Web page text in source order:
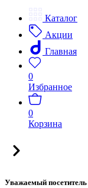
Каталог
Акции
Главная
0
Избранное
0
Корзина
Уважаемый посетитель